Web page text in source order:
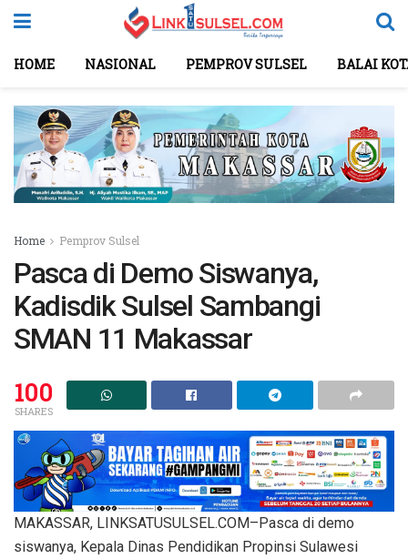
HOME NASIONAL PEMPROV SULSEL BALAI
Home Pemprov Sulsel
Pasca di Demo Siswanya,
Kadisdik Sulsel Sambangi
SMAN 11 Makassar
100
SHARES
MAKASSAR, LINKSATUSULSEL.COM–Pasca di demo
siswanya, Kepala Dinas Pendidikan Propinsi Sulawesi